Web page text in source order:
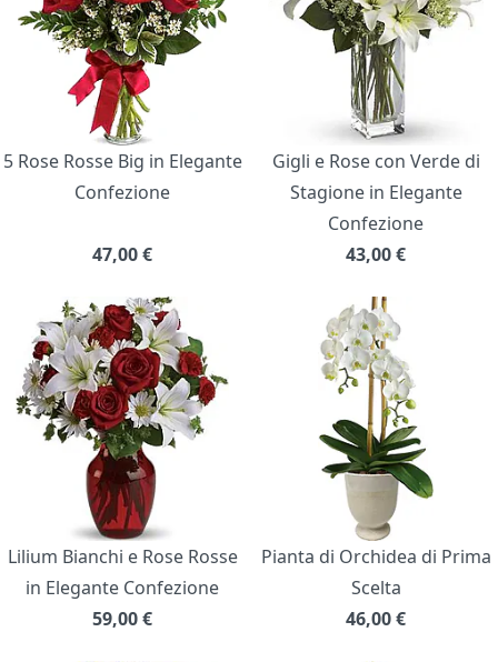
5 Rose Rosse Big in Elegante
Confezione
47,00€
Gigli e Rose con Verde di
Stagione in Elegante
Confezione
43,00€
Lilium Bianchi e Rose Rosse
in Elegante Confezione
59,00€
Pianta di Orchidea di Prima
Scelta
46,00€